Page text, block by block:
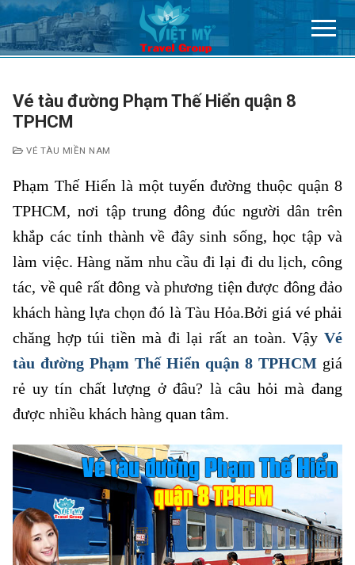
Chuyển
đến
nội
Vé tàu đường Phạm Thế Hiển quận 8
TPHCM
VÉ TÀU MIỀN NAM
Phạm Thế Hiển là một tuyến đường thuộc quận 8
TPHCM, nơi tập trung đông đúc người dân trên
khắp các tỉnh thành về đây sinh sống, học tập và
làm việc. Hàng năm nhu cầu đi lại đi du lịch, công
tác, về quê rất đông và phương tiện được đông đảo
khách hàng lựa chọn đó là Tàu Hỏa.Bởi giá vé phải
chăng hợp túi tiền mà đi lại rất an toàn. Vậy Vé
tàu đường Phạm Thế Hiển quận 8 TPHCM giá
rẻ uy tín chất lượng ở đâu? là câu hỏi mà đang
được nhiều khách hàng quan tâm.